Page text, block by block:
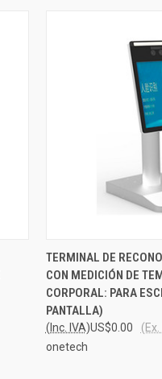
QUICK VIEW
Compare
TERMINAL DE
CON MEDICIÓN DE
CORPORAL: PARA
PANTALLA)
US$0.00
(Inc. IVA)
(Ex.
onetech